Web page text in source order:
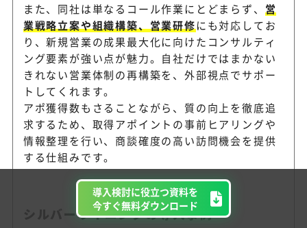
導入検討に役立つ資料を
今すぐ無料ダウンロード
また、同社は単なるコール作業にとどまらず、 営
業戦略立案や組織構築、営業研修にも対応してお
り、新規営業の成果最大化に向けたコンサルティ
ング要素が強い点が魅力。自社だけではまかない
きれない営業体制の再構築を、外部視点でサポー
トしてくれます。
アポ獲得数もさることながら、質の向上を徹底追
求するため、取得アポイントの事前ヒアリングや
情報整理を行い、商談確度の高い訪問機会を提供
する仕組みです。
シルバーライニングの導入事例